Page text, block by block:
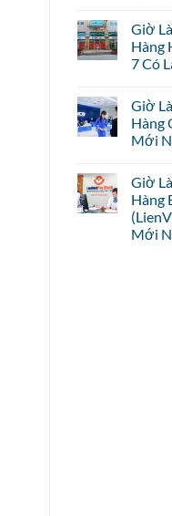
Giờ
Hàng
7 Có
Giờ
Hàng
Mới
Giờ
Hàng
Mới